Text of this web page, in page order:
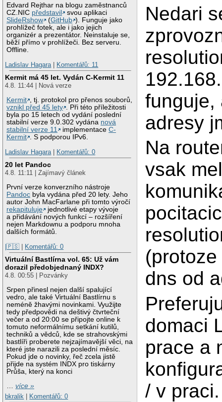
Edvard Rejthar na blogu zaměstnanců
CZ.NIC představil
svou aplikaci
SlideRshow
(GitHub ). Funguje jako
prohlížeč fotek, ale i jako jejich
organizér a prezentátor. Neinstaluje se,
běží přímo v prohlížeči. Bez serveru.
Offline.
Ladislav Hagara | Komentářů: 11
Kermit má 45 let. Vydán C-Kermit 11
4.8. 11:44 | Nová verze
Kermit , tj. protokol pro přenos souborů,
vznikl před 45 lety . Při této příležitosti
byla po 15 letech od vydání poslední
stabilní verze 9.0.302 vydána nová
stabilní verze 11
implementaceC-
Kermit . S podporou IPv6.
Ladislav Hagara | Komentářů: 0
20 let Pandoc
4.8. 11:11 | Zajímavý článek
První verze konverzního nástroje
Pandoc byla vydána před 20 lety. Jeho
autor John MacFarlane při tomto výročí
rekapituluje
jednotlivé etapy vývoje
a přidávání nových funkcí – rozšíření
nejen Markdownu a podporu mnoha
dalších formátů.
|🇵🇸 | Komentářů: 0
Virtuální Bastlírna vol. 65: Už vám
dorazil předobjednaný INDX?
4.8. 00:55 | Pozvánky
Srpen přinesl nejen další spalující
vedro, ale také Virtuální Bastlírnu s
neméně žhavými novinkami. Využijte
tedy předpovědi na deštivý čtvrteční
večer a od 20:00 se připojte online k
tomuto neformálnímu setkání kutilů,
techniků a vědců, kde se strahovskými
bastlíři proberete nejzajímavější věci, na
které jste narazili za poslední měsíc.
Pokud jde o novinky, řeč zcela jistě
přijde na systém INDX pro tiskárny
Průša, který na konci
…více »
bkralik
Komentářů: 0
Nedari
funguje,
adresy
Na
vsak
dns od
domaci
prace a
/ v praci.